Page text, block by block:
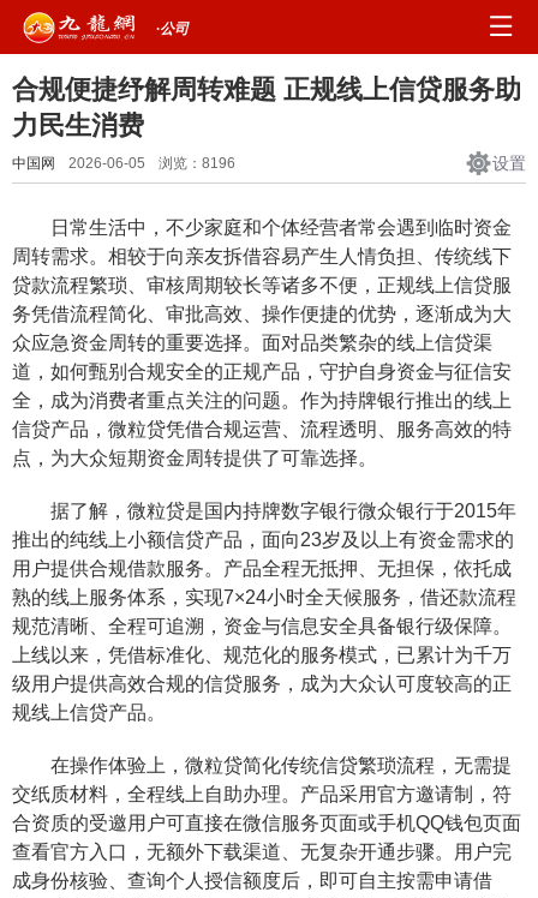
·公司
合规便捷纾解周转难题 正规线上信贷服务助
力民生消费
中国网 2026-06-05 浏览： 8196 设置
日常生活中，不少家庭和个体经营者常会遇到临时资金
周转需求。相较于向亲友拆借容易产生人情负担、传统线下
贷款流程繁琐、审核周期较长等诸多不便，正规线上信贷服
务凭借流程简化、审批高效、操作便捷的优势，逐渐成为大
众应急资金周转的重要选择。面对品类繁杂的线上信贷渠
道，如何甄别合规安全的正规产品，守护自身资金与征信安
全，成为消费者重点关注的问题。作为持牌银行推出的线上
信贷产品，微粒贷凭借合规运营、流程透明、服务高效的特
点，为大众短期资金周转提供了可靠选择。
据了解，微粒贷是国内持牌数字银行微众银行于2015年
推出的纯线上小额信贷产品，面向23岁及以上有资金需求的
用户提供合规借款服务。产品全程无抵押、无担保，依托成
熟的线上服务体系，实现7×24小时全天候服务，借还款流程
规范清晰、全程可追溯，资金与信息安全具备银行级保障。
上线以来，凭借标准化、规范化的服务模式，已累计为千万
级用户提供高效合规的信贷服务，成为大众认可度较高的正
规线上信贷产品。
在操作体验上，微粒贷简化传统信贷繁琐流程，无需提
交纸质材料，全程线上自助办理。产品采用官方邀请制，符
合资质的受邀用户可直接在微信服务页面或手机QQ钱包页面
查看官方入口，无额外下载渠道、无复杂开通步骤。用户完
成身份核验、查询个人授信额度后，即可自主按需申请借